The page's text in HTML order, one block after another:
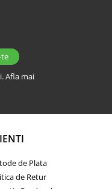
Afla mai
de Plata
de Retur